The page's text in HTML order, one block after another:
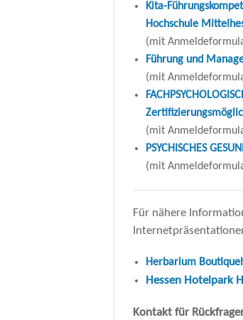
Kita-
Hochschule
(mit
Führung und
(mit
(mit
PSYCHISCHES
(mit
Für nähere
Herbarium
Hessen Hotelpark
Kontakt für